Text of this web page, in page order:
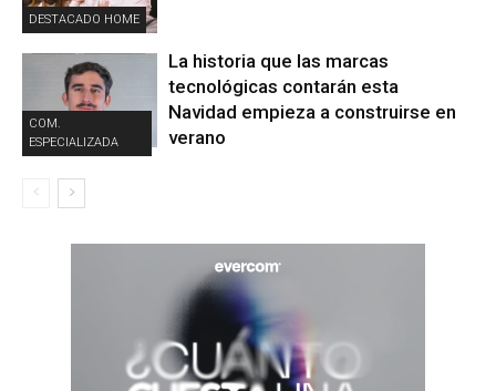
DESTACADO HOME
COM.
ESPECIALIZADA
La historia que las marcas
tecnológicas contarán esta
Navidad empieza a construirse en
verano